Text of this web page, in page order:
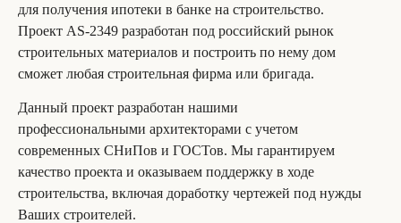
для получения ипотеки в банке на строительство.
Проект AS-2349 разработан под российский рынок
строительных материалов и построить по нему дом
сможет любая строительная фирма или бригада.
Данный проект разработан нашими
профессиональными архитекторами с учетом
современных СНиПов и ГОСТов. Мы гарантируем
качество проекта и оказываем поддержку в ходе
строительства, включая доработку чертежей под нужды
Ваших строителей.